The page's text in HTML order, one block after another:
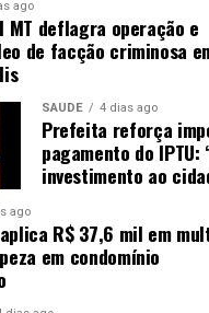
ago
MT deflagra operação e
de facção criminosa
SAÚDE 4 dias ago
Prefeita reforça
pagamento do IPTU:
investimento ao
ago
R$ 37,6 mil em
em condomínio